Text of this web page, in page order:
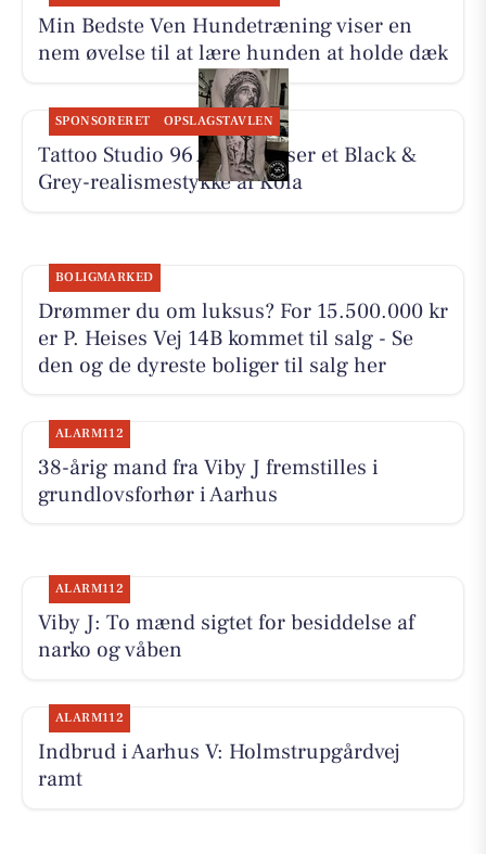
Min Bedste Ven Hundetræning viser en
nem øvelse til at lære hunden at holde dæk
SPONSORERET OPSLAGSTAVLEN
Tattoo Studio 96 Aarhus viser et Black &
Grey-realismestykke af Kola
BOLIGMARKED
Drømmer du om luksus? For 15.500.000 kr
er P. Heises Vej 14B kommet til salg - Se
den og de dyreste boliger til salg her
ALARM112
38-årig mand fra Viby J fremstilles i
grundlovsforhør i Aarhus
ALARM112
Viby J: To mænd sigtet for besiddelse af
narko og våben
ALARM112
Indbrud i Aarhus V: Holmstrupgårdvej
ramt